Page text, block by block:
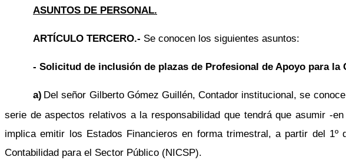
ASUNTOS DE PERSONAL.
ARTÍCULO TERCERO.- Se conocen los siguientes asuntos:
- Solicitud de inclusión de plazas de Profesional de Apoyo para la
a) Del señor Gilberto Gómez Guillén, Contador institucional, se
serie de aspectos relativos a la responsabilidad que tendrá que asumir -
implica emitir los Estados Financieros en forma trimestral, a partir del
Contabilidad para el Sector Público (NICSP).